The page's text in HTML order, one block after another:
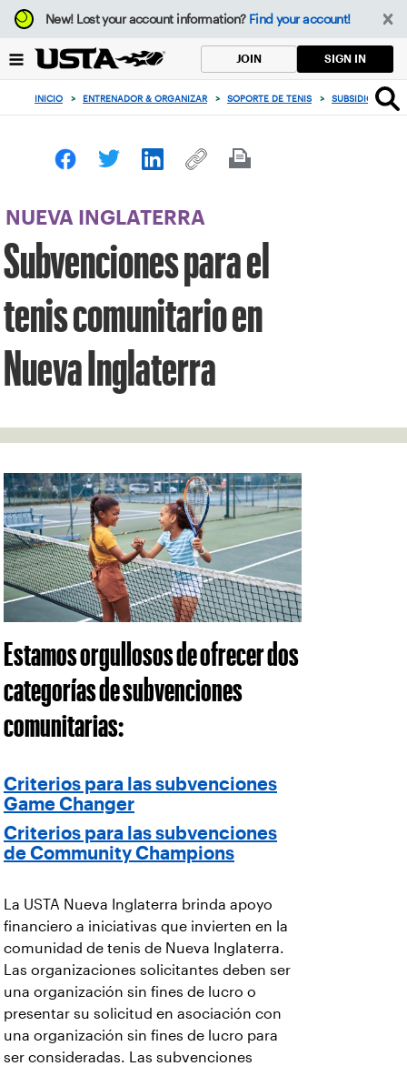
Enfoque
desde
botón
volver
principio
New!Lost your account information? Find your account!
JOIN SIGN IN
INICIO > ENTRENADOR & ORGANIZAR > SOPORTE DE TENIS > SUBSIDIOS Y
NUEVA INGLATERRA
Subvenciones para el
tenis comunitario en
Nueva Inglaterra
Estamos orgullosos de ofrecer dos
categorías de subvenciones
comunitarias:
Criterios para las subvenciones
Game Changer
Criterios para las subvenciones
de Community Champions
La USTA Nueva Inglaterra brinda apoyo
financiero a iniciativas que invierten en la
comunidad de tenis de Nueva Inglaterra.
Las organizaciones solicitantes deben ser
una organización sin fines de lucro o
presentar su solicitud en asociación con
una organización sin fines de lucro para
ser consideradas. Las subvenciones